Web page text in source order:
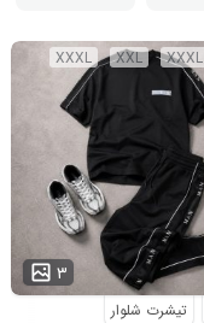
XXXL
XXL
XXXL
۳
تیشرت شلوار